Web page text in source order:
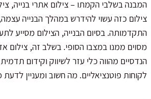
המבנה בשלבי הקמתו – צילום אתרי בנייה,
צילום כזה עשוי להידרש במהלך הבנייה
התקדמותה. בסיום הבנייה, הצילום מסייע
מסוים ממנו במצבו הסופי. בשלב זה, צילום
הנדסיים מהווה כלי עזר לשיווק וקידום
לקוחות פוטנציאליים. מה חשוב ומעניין